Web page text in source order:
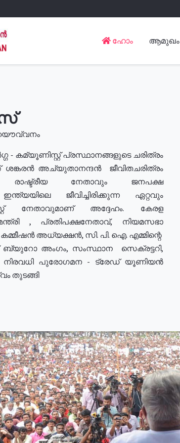
ഹോം ആമുഖം
യൌവ്വനം
- കമ്യൂണിസ്റ്റ് പ്രസ്ഥാനങ്ങളുടെ ചരിത്രം
അച്യുതാനന്ദൻ ജീവിതചരിത്രം
നേതാവും ജനപക്ഷ
ജീവിച്ചിരിക്കുന്ന ഏറ്റവും
നേതാവുമാണ് അദ്ദേഹം. കേരള
, പ്രതിപക്ഷനേതാവ്, നിയമസഭാ
കമ്മീഷൻ അധ്യക്ഷൻ, സി. പി. ഐ. എമ്മിന്റെ
ബ്യുറോ അംഗം, സംസ്ഥാന സെക്രട്ടറി,
നിരവധി പുരോഗമന - ട്രേഡ് യൂണിയൻ
തുടങ്ങി